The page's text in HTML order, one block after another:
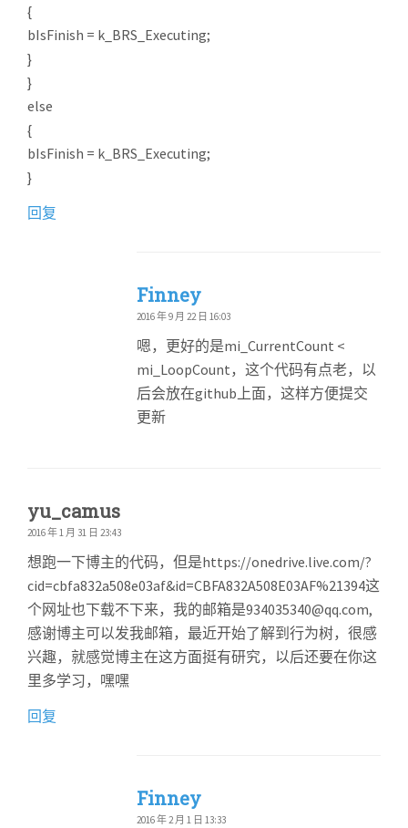
{
bIsFinish = k_BRS_Executing;
}
}
else
{
bIsFinish = k_BRS_Executing;
}
回复
Finney
2016 年 9 月 22 日 16:03
嗯，更好的是mi_CurrentCount <
mi_LoopCount，这个代码有点老，以
后会放在github上面，这样方便提交
更新
yu_camus
2016 年 1 月 31 日 23:43
想跑一下博主的代码，但是https://onedrive.live.com/?
cid=cbfa832a508e03af&id=CBFA832A508E03AF%21394这
个网址也下载不下来，我的邮箱是934035340@qq.com,
感谢博主可以发我邮箱，最近开始了解到行为树，很感
兴趣，就感觉博主在这方面挺有研究，以后还要在你这
里多学习，嘿嘿
回复
Finney
2016 年 2 月 1 日 13:33